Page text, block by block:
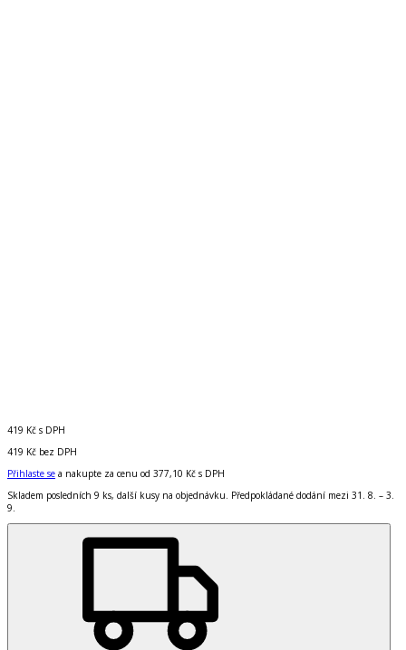
419 Kč s DPH
419 Kč bez DPH
Přihlaste se a nakupte za cenu od 377,10 Kč s DPH
Skladem posledních 9 ks, další kusy na objednávku. Předpokládané dodání mezi 31. 8. – 3.
9.